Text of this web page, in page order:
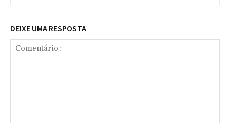
DEIXE UMA RESPOSTA